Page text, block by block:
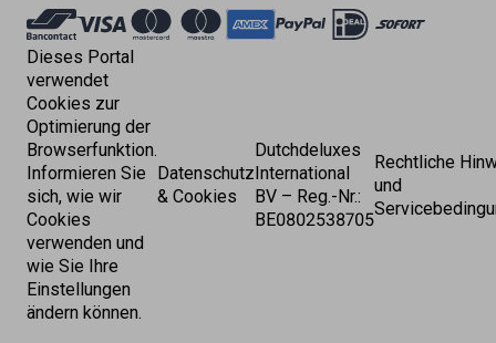
Akzeptierte
Zahlungen
Dieses Portal
verwendet
Cookies zur
Optimierung der
Browserfunktion.
Informieren Sie
sich, wie wir
Cookies
verwenden und
wie Sie Ihre
Einstellungen
ändern können.
Datenschutz
& Cookies
Dutchdeluxes
International
BV – Reg.-Nr.:
BE0802538705
Rechtliche
und